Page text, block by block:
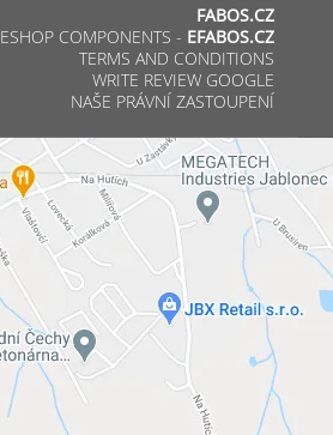
FABOS.CZ
ESHOP COMPONENTS - EFABOS.CZ
TERMS AND CONDITIONS
WRITE REVIEW GOOGLE
NAŠE PRÁVNÍ ZASTOUPENÍ